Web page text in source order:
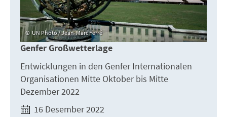
UN Photo / Jean-Marc Ferré
Genfer Großwetterlage
Entwicklungen in den Genfer Internationalen
Organisationen Mitte Oktober bis Mitte
Dezember 2022
16 Desember 2022